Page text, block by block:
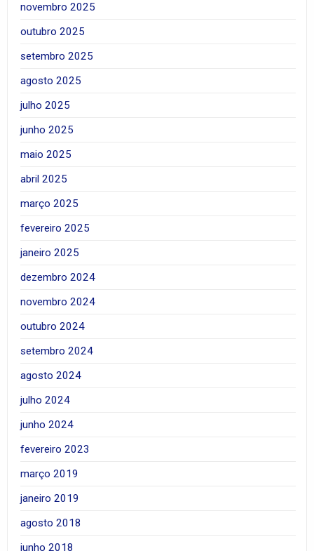
novembro 2025
outubro 2025
setembro 2025
agosto 2025
julho 2025
junho 2025
maio 2025
abril 2025
março 2025
fevereiro 2025
janeiro 2025
dezembro 2024
novembro 2024
outubro 2024
setembro 2024
agosto 2024
julho 2024
junho 2024
fevereiro 2023
março 2019
janeiro 2019
agosto 2018
junho 2018